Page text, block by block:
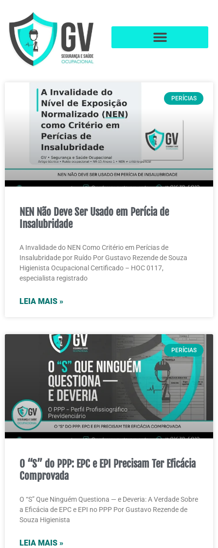
PERÍCIAS
NEN Não Deve Ser Usado em Perícia de
Insalubridade
A Invalidade do NEN Como Critério em Perícias de
Insalubridade por Ruído Por Gustavo Rezende de Souza
Higienista Ocupacional Certificado – HOC 0117,
especialista registrado
LEIA MAIS »
PERÍCIAS
O “S” do PPP: EPC e EPI Precisam Ter Eficácia
Comprovada
O “S” Que Ninguém Questiona — e Deveria: A Verdade Sobre
a Eficácia de EPC e EPI no PPP Por Gustavo Rezende de
Souza Higienista
LEIA MAIS »